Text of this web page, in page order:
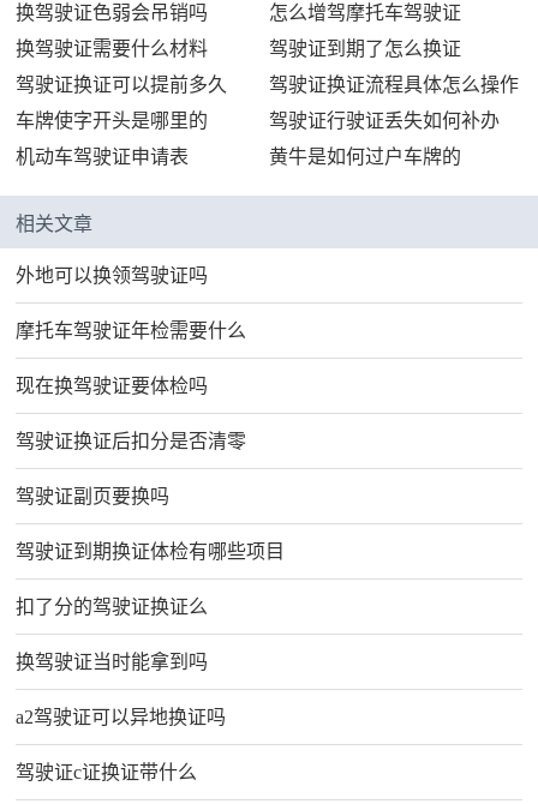
驶证
换驾驶证色弱会吊销吗
怎么增驾摩托车驾驶证
换驾驶证需要什么材料
驾驶证到期了怎么换证
驾驶证换证可以提前多久
驾驶证换证流程具体怎么操作
车牌使字开头是哪里的
驾驶证行驶证丢失如何补办
机动车驾驶证申请表
黄牛是如何过户车牌的
相关文章
外地可以换领驾驶证吗
摩托车驾驶证年检需要什么
现在换驾驶证要体检吗
驾驶证换证后扣分是否清零
驾驶证副页要换吗
驾驶证到期换证体检有哪些项目
扣了分的驾驶证换证么
换驾驶证当时能拿到吗
a2驾驶证可以异地换证吗
驾驶证c证换证带什么